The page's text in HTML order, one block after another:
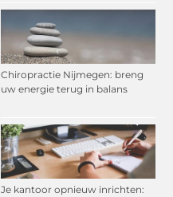
Chiropractie Nijmegen: breng
uw energie terug in balans
Je kantoor opnieuw inrichten: